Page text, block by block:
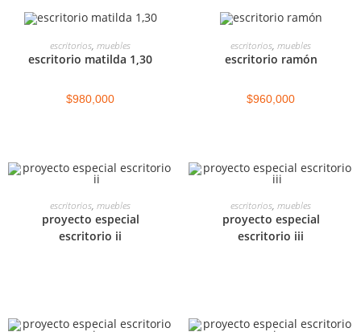
SELECCIONAR OPCIONES
escritorios, muebles
escritorio matilda 1,30
$980,000
SELECCIONAR OPCIONES
escritorios, muebles
escritorio ramón
$960,000
LEER MÁS
escritorios, muebles
proyecto especial
escritorio ii
LEER MÁS
escritorios, muebles
proyecto especial
escritorio iii